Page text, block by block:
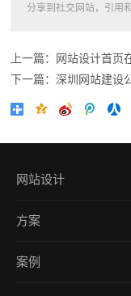
分享到社交网站，引用
上一篇：网站设计首页
下一篇：深圳网站建设
网站设计
网上商城建设
方案
案例